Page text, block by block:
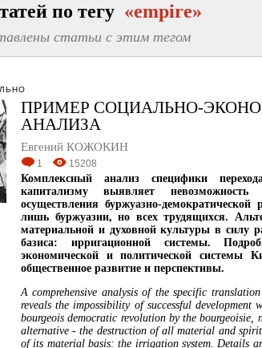
по тегу «empire»
статьи с этим тегом
ПРИМЕР СОЦИАЛЬНО-
АНАЛИЗА
Евгений КОЖОКИН
1 15208
Комплексный анализ специфики
капитализму выявляет
осуществления буржуазно-
лишь буржуазии, но всех трудящихся.
материальной и духовной культуры в силу
базиса: ирригационной системы.
экономической и политической системы
общественное развитие и перспективы.
A comprehensive analysis of the specific
reveals the impossibility of successful development
bourgeois democratic revolution by the
alternative - the destruction of all material and
of its material basis: the irrigation system. Details